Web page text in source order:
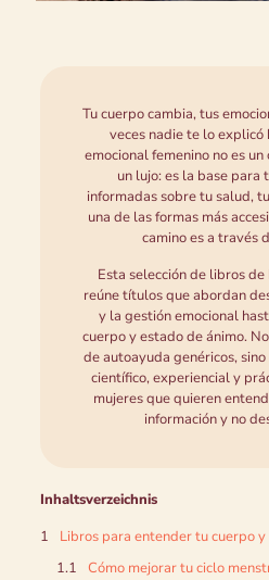
Tu cuerpo cambia, tus
veces nadie te lo
emocional femenino no es
un lujo: es la base para
informadas sobre tu salud,
una de las formas más
camino es a través
Esta selección de libros
reúne títulos que abordan
y la gestión emocional
cuerpo y estado de ánimo.
de autoayuda genéricos,
científico, experiencial y
mujeres que quieren
información y no
Inhaltsverzeichnis
Libros para entender tu cuerpo
Cómo mejorar tu ciclo